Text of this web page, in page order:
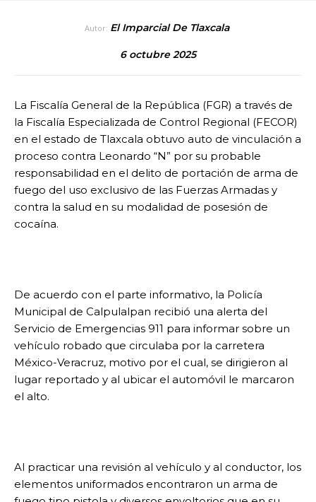
Autor: El Imparcial De Tlaxcala
6 octubre 2025
La Fiscalía General de la República (FGR) a través de
la Fiscalía Especializada de Control Regional (FECOR)
en el estado de Tlaxcala obtuvo auto de vinculación a
proceso contra Leonardo “N” por su probable
responsabilidad en el delito de portación de arma de
fuego del uso exclusivo de las Fuerzas Armadas y
contra la salud en su modalidad de posesión de
cocaína.
De acuerdo con el parte informativo, la Policía
Municipal de Calpulalpan recibió una alerta del
Servicio de Emergencias 911 para informar sobre un
vehículo robado que circulaba por la carretera
México-Veracruz, motivo por el cual, se dirigieron al
lugar reportado y al ubicar el automóvil le marcaron
el alto.
Al practicar una revisión al vehículo y al conductor, los
elementos uniformados encontraron un arma de